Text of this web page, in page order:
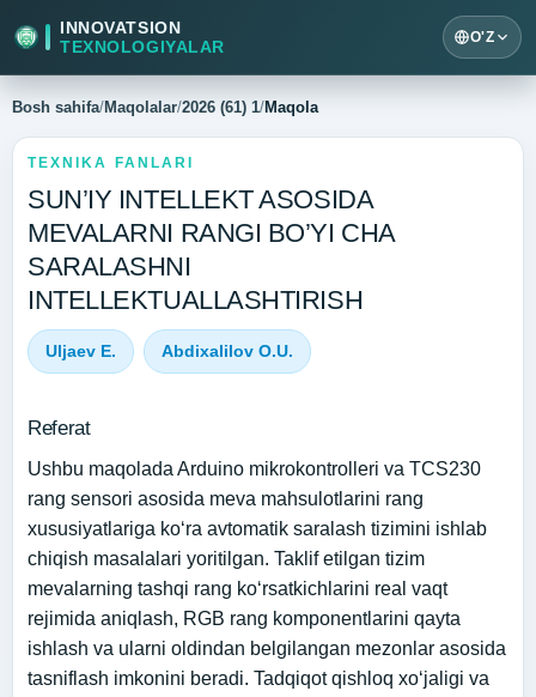
INNOVATSION
TEXNOLOGIYALAR
O'Z
Bosh sahifa/Maqolalar/2026 (61) 1/Maqola
TEXNIKA FANLARI
SUN’IY INTELLEKT ASOSIDA
MEVALARNI RANGI BO’YI CHA
SARALASHNI
INTELLEKTUALLASHTIRISH
Uljaev E. Abdixalilov O.U.
Referat
Ushbu maqolada Arduino mikrokontrolleri va TCS230
rang sensori asosida meva mahsulotlarini rang
xususiyatlariga ko‘ra avtomatik saralash tizimini ishlab
chiqish masalalari yoritilgan. Taklif etilgan tizim
mevalarning tashqi rang ko‘rsatkichlarini real vaqt
rejimida aniqlash, RGB rang komponentlarini qayta
ishlash va ularni oldindan belgilangan mezonlar asosida
tasniflash imkonini beradi. Tadqiqot qishloq xo‘jaligi va